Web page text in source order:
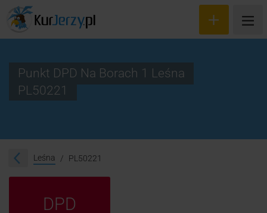
Śledzenie przesyłki
Punkt DPD Na Borach 1 Leśna
PL50221
Leśna PL50221
DPD